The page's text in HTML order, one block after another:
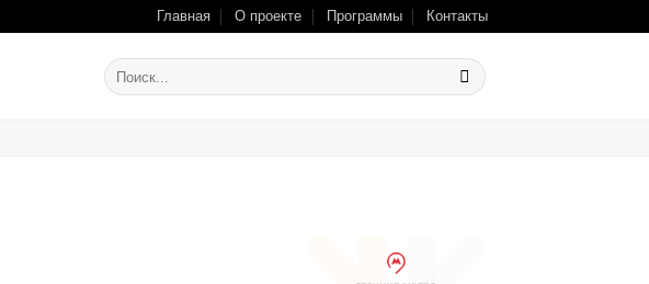
Главная О проекте Программы Контакты